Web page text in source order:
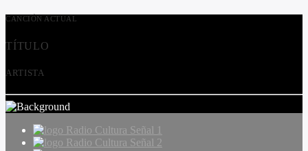
CANCIÓN ACTUAL
TÍTULO
ARTISTA
Radio Cultura Señal 1
Radio Cultura Señal 2